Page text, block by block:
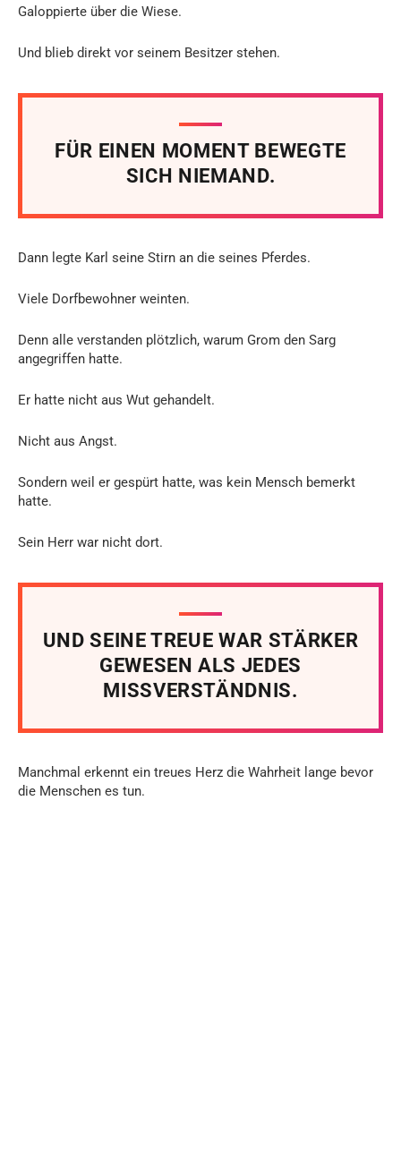
Galoppierte über die Wiese.
Und blieb direkt vor seinem Besitzer stehen.
FÜR EINEN MOMENT BEWEGTE
SICH NIEMAND.
Dann legte Karl seine Stirn an die seines Pferdes.
Viele Dorfbewohner weinten.
Denn alle verstanden plötzlich, warum Grom den Sarg
angegriffen hatte.
Er hatte nicht aus Wut gehandelt.
Nicht aus Angst.
Sondern weil er gespürt hatte, was kein Mensch bemerkt
hatte.
Sein Herr war nicht dort.
UND SEINE TREUE WAR STÄRKER
GEWESEN ALS JEDES
MISSVERSTÄNDNIS.
Manchmal erkennt ein treues Herz die Wahrheit lange bevor
die Menschen es tun.